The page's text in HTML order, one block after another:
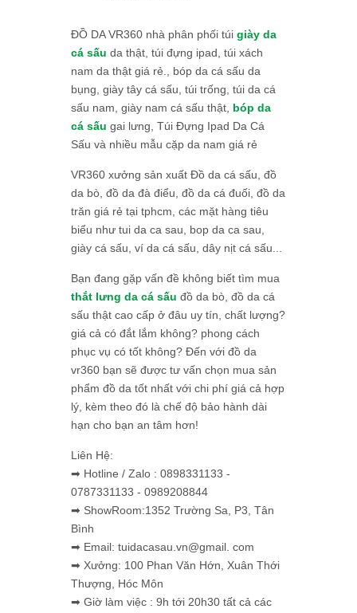
ĐỒ DA VR360 nhà phân phối túi giày da
cá sấu da thật, túi đựng ipad, túi xách
nam da thật giá rẻ., bóp da cá sấu da
bụng, giày tây cá sấu, túi trống, túi da cá
sấu nam, giày nam cá sấu thật, bóp da
cá sấu gai lưng, Túi Đựng Ipad Da Cá
Sấu và nhiều mẫu cặp da nam giá rẻ
VR360 xưởng sản xuất Đồ da cá sấu, đồ
da bò, đồ da đà điểu, đồ da cá đuối, đồ da
trăn giá rẻ tại tphcm, các mặt hàng tiêu
biểu như tui da ca sau, bop da ca sau,
giày cá sấu, ví da cá sấu, dây nịt cá sấu...
Bạn đang gặp vấn đề không biết tìm mua
thắt lưng da cá sấu đồ da bò, đồ da cá
sấu thật cao cấp ở đâu uy tín, chất lượng?
giá cả có đắt lắm không? phong cách
phục vụ có tốt không? Đến với đồ da
vr360 bạn sẽ được tư vấn chọn mua sản
phẩm đồ da tốt nhất với chi phí giá cả hợp
lý, kèm theo đó là chế độ bảo hành dài
hạn cho bạn an tâm hơn!
Liên Hệ:
➡ Hotline / Zalo : 0898331133 -
0787331133 - 0989208844
➡ ShowRoom:1352 Trường Sa, P3, Tân
Bình
➡ Email: tuidacasau.vn@gmail. com
➡ Xưởng: 100 Phan Văn Hớn, Xuân Thới
Thượng, Hóc Môn
➡ Giờ làm việc : 9h tới 20h30 tất cả các